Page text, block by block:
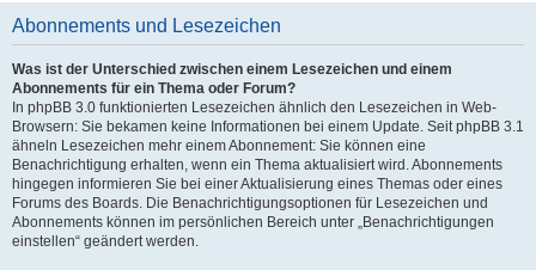
Abonnements und Lesezeichen
Was ist der Unterschied zwischen einem Lesezeichen und einem
Abonnements für ein Thema oder Forum?
In phpBB 3.0 funktionierten Lesezeichen ähnlich den Lesezeichen in Web-
Browsern: Sie bekamen keine Informationen bei einem Update. Seit phpBB 3.1
ähneln Lesezeichen mehr einem Abonnement: Sie können eine
Benachrichtigung erhalten, wenn ein Thema aktualisiert wird. Abonnements
hingegen informieren Sie bei einer Aktualisierung eines Themas oder eines
Forums des Boards. Die Benachrichtigungsoptionen für Lesezeichen und
Abonnements können im persönlichen Bereich unter „Benachrichtigungen
einstellen“ geändert werden.